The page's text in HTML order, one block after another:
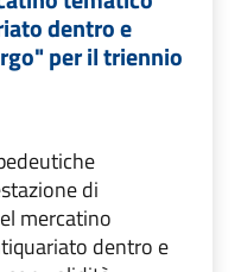
dentro e
per il triennio
di
mercatino
dentro e